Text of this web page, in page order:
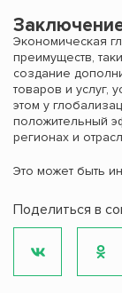
Экономическая
преимуществ,
создание
товаров и услуг,
этом у
положительный
регионах и
Это может быть
Поделиться в